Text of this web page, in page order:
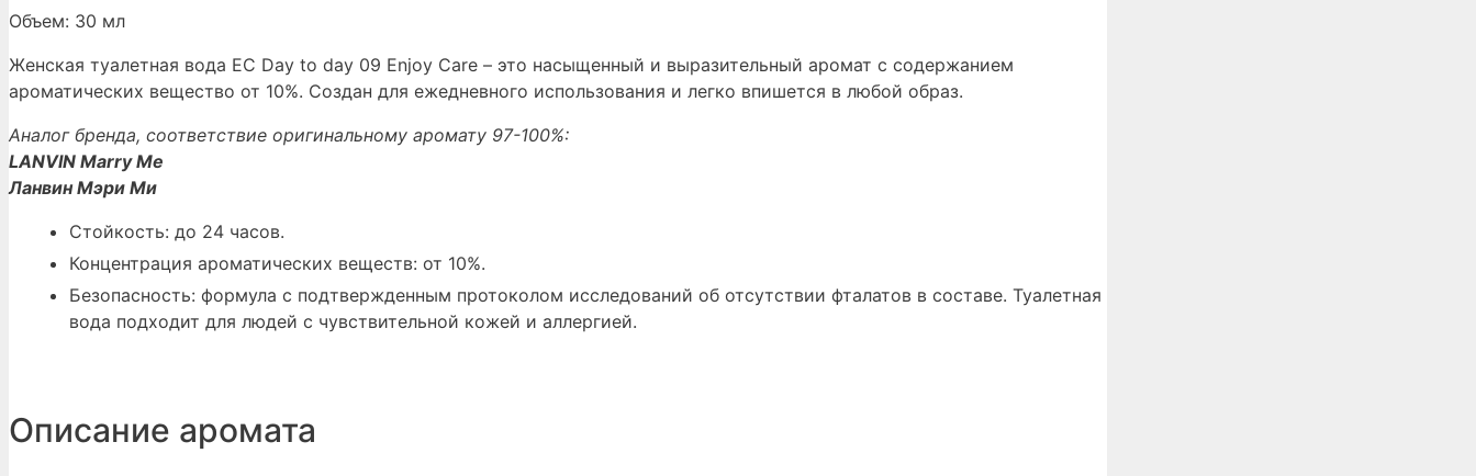
Объем: 30 мл
Женская туалетная вода EC Day to day 09 Enjoy Care – это насыщенный и выразительный аромат с содержанием
ароматических вещество от 10%. Создан для ежедневного использования и легко впишется в любой образ.
Аналог бренда, соответствие оригинальному аромату 97-100%:
LANVIN Marry Me
Ланвин Мэри Ми
Стойкость: до 24 часов.
Концентрация ароматических веществ: от 10%.
Безопасность: формула с подтвержденным протоколом исследований об отсутствии фталатов в составе. Туалетная
вода подходит для людей с чувствительной кожей и аллергией.
Описание аромата